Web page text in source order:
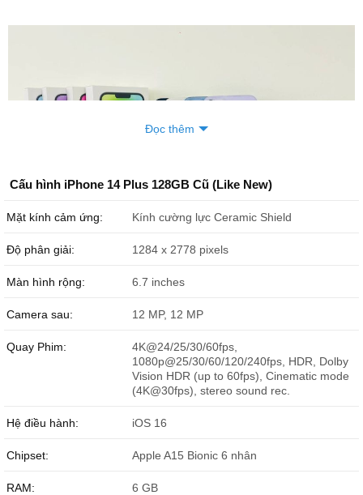
iPhone 14 Plus cũ sẵn hàng tại Đức Huy Mobile.
Sau gần 2 năm ra mắt, iPhone 14 Plus đã dần hạ nhiệt và có giá
Huy Mobile, iPhone 14 Plus cũ có giá bán là 12.599.000 đồng.
Bảng giá iPhone 14 Plus cũ
iPhone 14 Plus 256GB cũ
15.299.000 đ
Đọc thêm
Cấu hình iPhone 14 Plus 128GB Cũ (Like New)
Mặt kính cảm ứng: Kính cường lực Ceramic Shield
Độ phân giải: 1284 x 2778 pixels
Màn hình rộng: 6.7 inches
Camera sau: 12 MP, 12 MP
Quay Phim:
4K@24/25/30/60fps,
1080p@25/30/60/120/240fps, HDR, Dolby
Vision HDR (up to 60fps), Cinematic mode
(4K@30fps), stereo sound rec.
Hệ điều hành: iOS 16
Chipset: Apple A15 Bionic 6 nhân
RAM: 6 GB